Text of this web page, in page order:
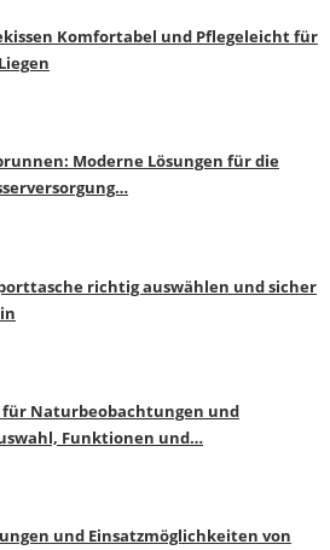
Komfortabel und Pflegeleicht für
Moderne Lösungen für die
richtig auswählen und sicher
Naturbeobachtungen und
Funktionen und…
und Einsatzmöglichkeiten von